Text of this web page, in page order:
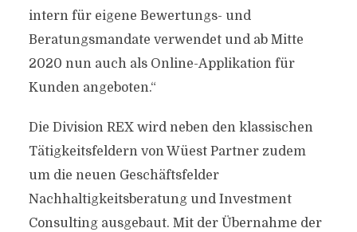
intern für eigene Bewertungs- und
Beratungsmandate verwendet und ab Mitte
2020 nun auch als Online-Applikation für
Kunden angeboten.“
Die Division REX wird neben den klassischen
Tätigkeitsfeldern von Wüest Partner zudem
um die neuen Geschäftsfelder
Nachhaltigkeitsberatung und Investment
Consulting ausgebaut. Mit der Übernahme der